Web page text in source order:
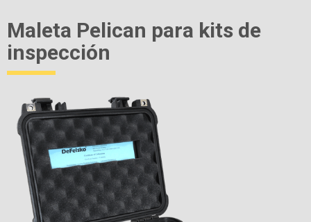
Maleta Pelican para kits de
inspección